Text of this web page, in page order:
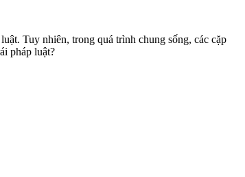
Tuy nhiên, trong quá trình chung sống, các cặp
pháp luật?